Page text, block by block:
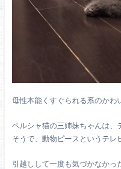
母性本能くすぐられる系のかわ
ペルシャ猫の三姉妹ちゃんは、
そうで、動物ピースというテレ
引越しして一度も気づかなかっ